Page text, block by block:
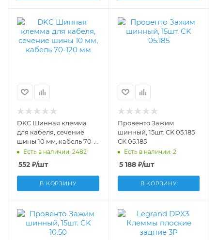
DKC Шинная клемма
для кабеля, сечение
шины 10 мм, кабель 70-
120 мм R5BC1012
Есть в наличии: 2482
552 ₽/шт
В КОРЗИНУ
Провенто Зажим
шинный, 15шт. CK 05.185
CK 05.185
Есть в наличии: 2
5 188₽/шт
В КОРЗИНУ